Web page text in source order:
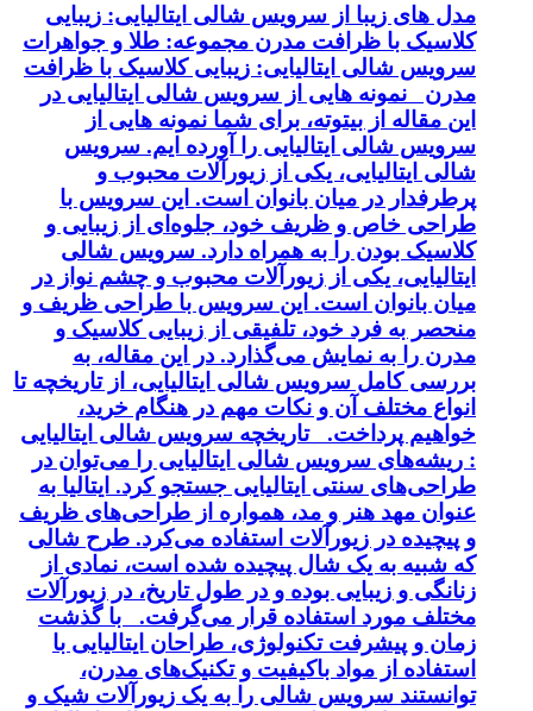
مدل های زیبا از سرویس شالی ایتالیایی: زیبایی
کلاسیک با ظرافت مدرن مجموعه: طلا و جواهرات
سرویس شالی ایتالیایی: زیبایی کلاسیک با ظرافت
مدرن نمونه هایی از سرویس شالی ایتالیایی در
این مقاله از بیتوته، برای شما نمونه هایی از
سرویس شالی ایتالیایی را آورده ایم. سرویس
شالی ایتالیایی، یکی از زیورآلات محبوب و
پرطرفدار در میان بانوان است. این سرویس با
طراحی خاص و ظریف خود، جلوه‌ای از زیبایی و
کلاسیک بودن را به همراه دارد. سرویس شالی
ایتالیایی، یکی از زیورآلات محبوب و چشم نواز در
میان بانوان است. این سرویس با طراحی ظریف و
منحصر به فرد خود، تلفیقی از زیبایی کلاسیک و
مدرن را به نمایش می‌گذارد. در این مقاله، به
بررسی کامل سرویس شالی ایتالیایی، از تاریخچه تا
انواع مختلف آن و نکات مهم در هنگام خرید،
خواهیم پرداخت. تاریخچه سرویس شالی ایتالیایی
: ریشه‌های سرویس شالی ایتالیایی را می‌توان در
طراحی‌های سنتی ایتالیایی جستجو کرد. ایتالیا به
عنوان مهد هنر و مد، همواره از طراحی‌های ظریف
و پیچیده در زیورآلات استفاده می‌کرد. طرح شالی
که شبیه به یک شال پیچیده شده است، نمادی از
زنانگی و زیبایی بوده و در طول تاریخ، در زیورآلات
مختلف مورد استفاده قرار می‌گرفت. با گذشت
زمان و پیشرفت تکنولوژی، طراحان ایتالیایی با
استفاده از مواد باکیفیت و تکنیک‌های مدرن،
توانستند سرویس شالی را به یک زیورآلات شیک و